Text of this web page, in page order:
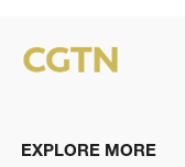
EXPLORE MORE